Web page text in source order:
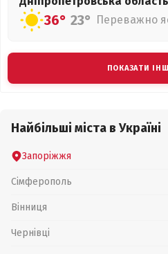
36° 23° Переважно
ПОКАЗАТИ
Найбільші міста в Україні
Запоріжжя
Сімферополь
Вінниця
Чернівці